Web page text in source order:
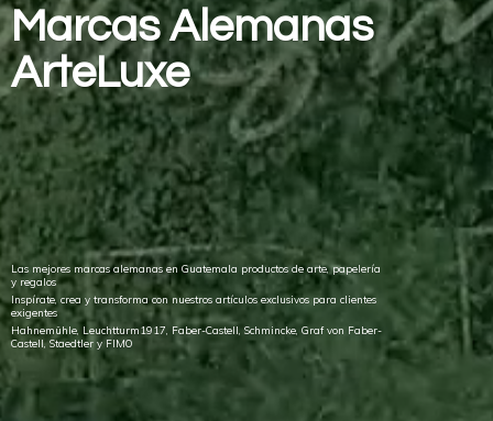
MarcasAlemanas
ArteLuxe
Las mejores marcas alemanas en Guatemala productos de arte, papelería
y regalos
Inspírate, crea y transforma con nuestros artículos exclusivos para clientes
exigentes
Hahnemühle, Leuchtturm1917, Faber-Castell, Schmincke, Graf von Faber-
Castell, Staedtler y FIMO